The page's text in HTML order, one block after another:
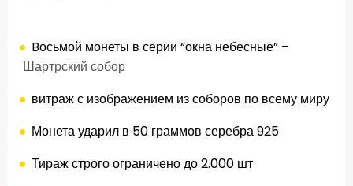
Bосьмой монеты в серии “окна небесные” –
Шартрский собор
витраж с изображением из соборов по всему миру
Монета ударил в 50 граммов серебра 925
Тираж строго ограничено до 2.000 шт